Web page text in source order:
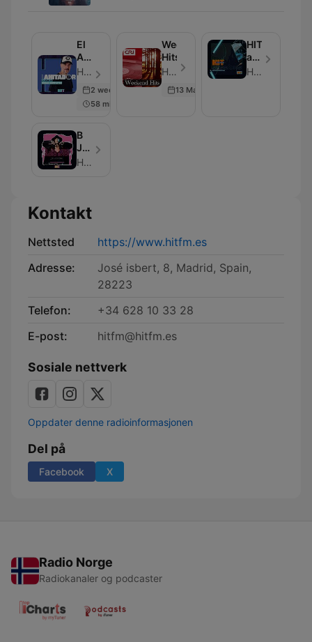
El
AHITador
(horas
completas)
HIT FM - Episode 100
2 weeks ago
58 min
Weekend
Hits
Hit FM - Episode 3
13 Mar 2025
HIT
and
Dance
HIT FM
B
JONES
RADIO
HIT FM
Kontakt
Nettsted
https://www.hitfm.es
Adresse:
José isbert, 8, Madrid, Spain,
28223
Telefon:
+34 628 10 33 28
E-post:
hitfm@hitfm.es
Sosiale nettverk
Oppdater denne radioinformasjonen
Del på
Facebook X
Radio Norge
Radiokanaler og podcaster